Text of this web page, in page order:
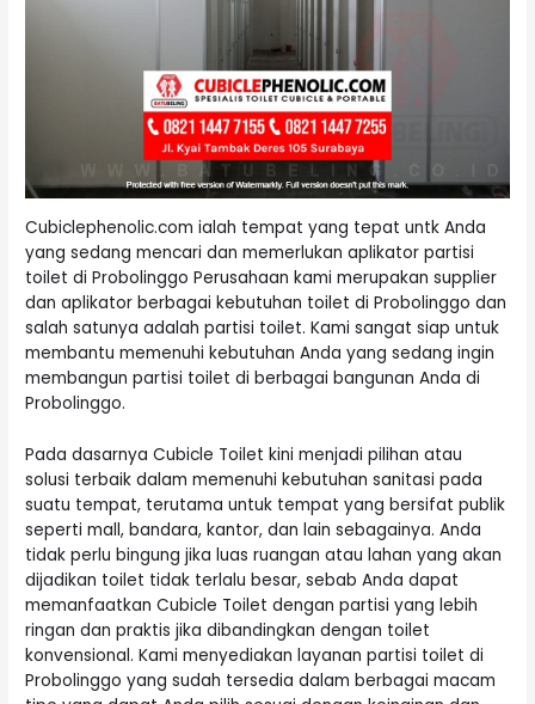
Cubiclephenolic.com ialah tempat yang tepat untk Anda
yang sedang mencari dan memerlukan aplikator partisi
toilet di Probolinggo Perusahaan kami merupakan supplier
dan aplikator berbagai kebutuhan toilet di Probolinggo dan
salah satunya adalah partisi toilet. Kami sangat siap untuk
membantu memenuhi kebutuhan Anda yang sedang ingin
membangun partisi toilet di berbagai bangunan Anda di
Probolinggo.
Pada dasarnya Cubicle Toilet kini menjadi pilihan atau
solusi terbaik dalam memenuhi kebutuhan sanitasi pada
suatu tempat, terutama untuk tempat yang bersifat publik
seperti mall, bandara, kantor, dan lain sebagainya. Anda
tidak perlu bingung jika luas ruangan atau lahan yang akan
dijadikan toilet tidak terlalu besar, sebab Anda dapat
memanfaatkan Cubicle Toilet dengan partisi yang lebih
ringan dan praktis jika dibandingkan dengan toilet
konvensional. Kami menyediakan layanan partisi toilet di
Probolinggo yang sudah tersedia dalam berbagai macam